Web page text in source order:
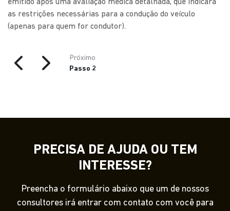
emitido após uma avaliação médica detalhada, que indicará
as restrições necessárias para a condução do veículo
(apenas para quem for condutor).
Próximo
Passo 2
PRECISA DE AJUDA OU TEM
INTERESSE?
Preencha o formulário abaixo que um de nossos
consultores irá entrar com contato com você para